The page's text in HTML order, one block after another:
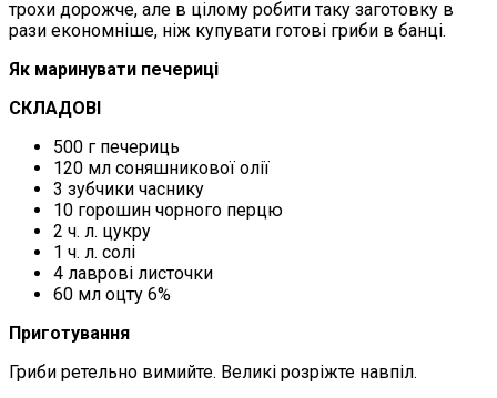
трохи дорожче, але в цілому робити таку заготовку в
рази економніше, ніж купувати готові гриби в банці.
Як маринувати печериці
СКЛАДОВІ
500 г печериць
120 мл соняшникової олії
3 зубчики часнику
10 горошин чорного перцю
2 ч. л. цукру
1 ч. л. солі
4 лаврові листочки
60 мл оцту 6%
Приготування
Гриби ретельно вимийте. Великі розріжте навпіл.